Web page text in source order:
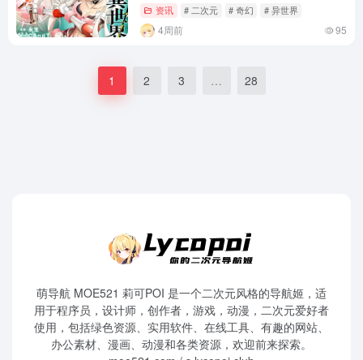
资讯 # 二次元 # 奇幻 # 异世界
4周前 95
1 2 3 … 28
萌导航 MOE521 莉可POI 是一个二次元风格的导航姬，适
用于程序员，设计师，创作者，游戏，动漫，二次元爱好者
使用，包括绿色资源、实用软件、在线工具、有趣的网站、
办公素材、漫画、动漫和各类资源，欢迎前来探索。